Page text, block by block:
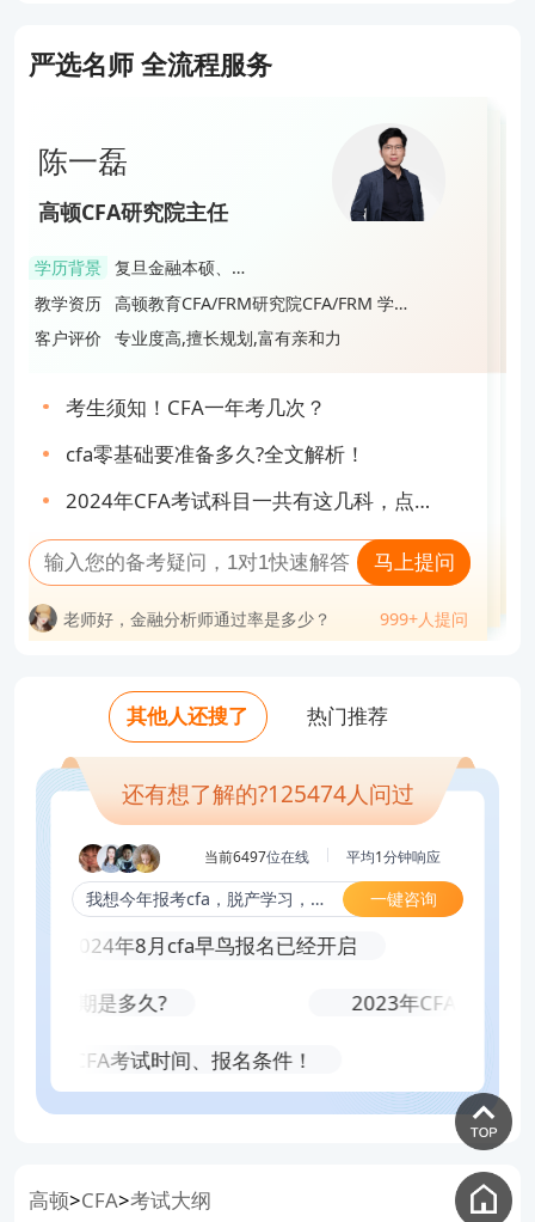
核心内容（CommonCore）”，另30%-35%内容
论述题。
(1)共同的核心内容（CommonCore；65%-70%）
资产配置、投资组合构建、投资效果评估、衍生品及
风险管理、道德。改革之前的三级考试也包含这些内
(2)专业内容（30%-35%）：深入每个专业方向
①私人财富管理：该专业方向介绍了在服务高净值
人群（资产净值超过500万美元）时所须遵从的通用
理行业的基本介绍，逐渐延伸至如何与高净值人群工
作。除了基本的投资管理、财务规划相关知识以外，
士工作的实用知识，比如家族的权力关系问题，富人
心理问题，家族治理问题，财富保值和财富传承等问
题。除此之外，本方向还将包括慈善以及如何服务体
育明星等全新领域。
②私募市场：该方向从GP的视角解读私募市场。这
部分内容基于CFA考试旅程中学到的包括估值以内的
很多关键知识，从私募市场的架构讲起，GP和LP在
投资流程中的不同角色，私募股权和私募债券投资，
门的资产类别，并加入了很多私募市场中最近发生的
全新案例（埃隆·马斯克收购Twitter、Facebook收购
③投资组合管理：更加深入学习投资组合管理的相
严选名师 全流程服务
陈一磊
高顿CFA研究院主任
学历背景 复旦金融本硕、
CFA&FRM持证人
教学资历 高顿教育CFA/FRM研究院CFA/FRM 学术
总监、产品高级总监、首席金牌讲师
客户评价 专业度高,擅长规划,富有亲和力
考生须知！CFA一年考几次？
cfa零基础要准备多久?全文解析！
2024年CFA考试科目一共有这几科，点击
查看！
马上提问
老师好，金融分析师通过率是多少？
老师好，考出CFA的难度相当于考进什么
大学？
老师好，CFA考试怎样备考（越详细越
好）？
老师好，38岁才开始考CFA金融分析师会
不会太迟？
999+人提问
Luke
高顿CFA明星讲师
学历背景 硕士
教学资历 高顿教育CFA/FRM研究院CAIA研究中心
主任兼特级讲师
客户评价 专业,热情洋溢,细心负责
2024年2月CFA考试预约流程是什么样的，
点击查看！
抓紧时间！2024年2月珠海CFA报名流程已
公布
2024年2月CFA考试预约流程已经公布，点
马上提问
老师好，CFA工资一般是多少钱？
老师好，金融分析师难度有多大？
999+人提问
Gloria
高顿CFA明星讲师
学历背景 硕士
教学资历
高顿教育CFA/FRM研究院教研委员会委
员长、FRM教研模块总负责人兼特级讲
师，负责CFA和FRM项目课程研发，以及
客户评价
课程讲授幽默风趣，深入浅出，引人入
cfa不同阶段如何备考？吐血整理！
收藏！24年CFA一级超全备考干货合集！
高效备考cfa的方法有哪些？CFA复习攻
马上提问
老师好，考完金融分析师可以做什么工
作？
老师好，CFA金融分析师年薪一般多少？
老师好，35岁考金融分析师有意义吗？
老师好，考过金融分析师能干嘛？
学历背景
复旦金融本硕、
CFA&FRM持证人
教学资历
高顿教育CFA/FRM研究院CFA/FRM 学术
总监、产品高级总监、首席金牌讲师
客户评价 专业度高,擅长规划,富有亲和力
考生须知！CFA一年考几次？
cfa零基础要准备多久?全文解析！
查看！
老师好，金融分析师通过率是多少？
老师好，有了金融分析师证后好找工作
吗？
老师好，CFA考试怎样备考（越详细越
好）？
老师好，38岁才开始考CFA金融分析师会
不会太迟？
999+人提问
其他人还搜了 热门推荐
还有想了解的?125474人问过
当前6497位在线 平均1分钟响应
我想今年报考cfa，脱产学习，报几科合适？ 一键咨询
定！2024年8月cfa早鸟报名已经开启
有效期是多久? 2023年CFA考试时
级别CFA考试时间、报名条件！
高顿>CFA>考试大纲